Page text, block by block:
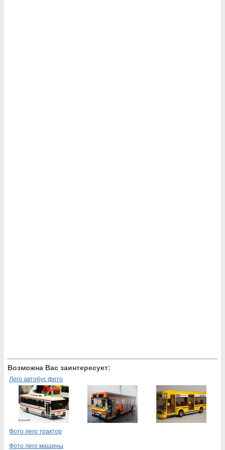
Возможна Вас заинтересует:
Лего автобус фото
Фото лего трактор
Фото лего машины